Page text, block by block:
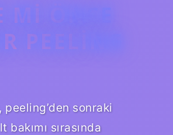
MI ÖNCE
PEELING
peeling’den sonraki
bakımı sırasında